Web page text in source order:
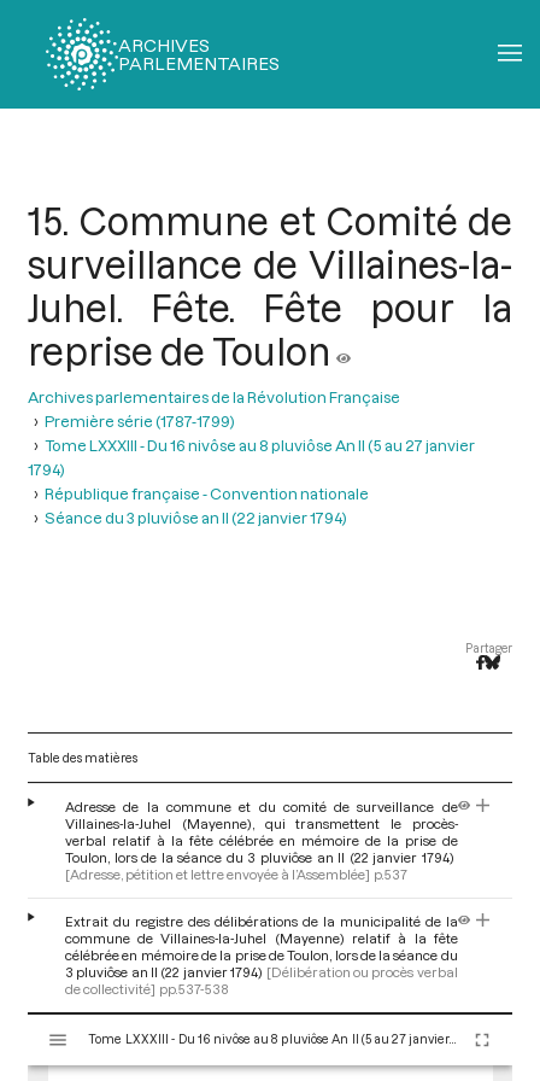
ARCHIVES
PARLEMENTAIRES
15. Commune et Comité de
surveillance de Villaines-la-
Juhel. Fête. Fête pour la
reprise de Toulon
Archives parlementaires de la Révolution Française
Première série (1787-1799)
Tome LXXXIII - Du 16 nivôse au 8 pluviôse An II (5 au 27 janvier
1794)
République française - Convention nationale
Séance du 3 pluviôse an II (22 janvier 1794)
Partager
Table des matières
Adresse de la commune et du comité de surveillance de
Villaines-la-Juhel (Mayenne), qui transmettent le procès-
verbal relatif à la fête célébrée en mémoire de la prise de
Toulon, lors de la séance du 3 pluviôse an II (22 janvier 1794)
[Adresse, pétition et lettre envoyée à l’Assemblée] p.537
Extrait du registre des délibérations de la municipalité de la
commune de Villaines-la-Juhel (Mayenne) relatif à la fête
célébrée en mémoire de la prise de Toulon, lors de la séance du
3 pluviôse an II (22 janvier 1794) [Délibération ou procès verbal
de collectivité] pp.537-538
s